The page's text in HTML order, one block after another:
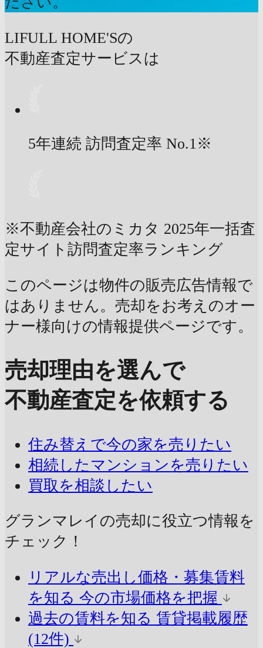
LIFULL HOME'Sの
不動産査定サービスは
5年連続 訪問査定率 No.1※
※不動産会社のミカタ 2025年一括査
定サイト訪問査定率ランキング
このページは物件の販売広告情報で
はありません。売却をお考えのオー
ナー様向けの情報提供ページです。
売却理由を選んで
不動産査定を依頼する
住み替えで今の家を売りたい
相続したマンションを売りたい
買取を相談したい
グランマレイの売却に役立つ情報を
チェック！
リアルな売出し価格・募集賃料
を知る 今の市場価格を把握
過去の賃料を知る 賃貸掲載履歴
(12件)